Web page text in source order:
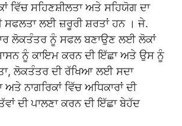
ਵਿੱਚ ਸਹਿਣਸ਼ੀਲਤਾ ਅਤੇ ਸਹਿਯੋਗ ਦਾ
ਸਫਲਤਾ ਲਈ ਜ਼ਰੂਰੀ ਸ਼ਰਤਾਂ ਹਨ । ਜੇ.
ਲੋਕਤੰਤਰ ਨੂੰ ਸਫਲ ਬਣਾਉਣ ਲਈ ਲੋਕਾਂ
ਨੂੰ ਕਾਇਮ ਕਰਨ ਦੀ ਇੱਛਾ ਅਤੇ ਉਸ ਨੂੰ
ਲੋਕਤੰਤਰ ਦੀ ਰੱਖਿਆ ਲਈ ਸਦਾ
ਨਾਗਰਿਕਾਂ ਵਿੱਚ ਅਧਿਕਾਰਾਂ ਦੀ
ਦੀ ਪਾਲਣਾ ਕਰਨ ਦੀ ਇੱਛਾ ਬੇਹੱਦ